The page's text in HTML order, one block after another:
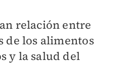
relación entre
de los alimentos
y la salud del